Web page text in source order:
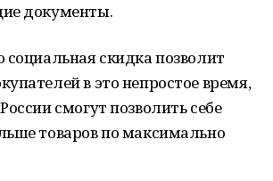
документы.
скидка позволит
в это непростое время,
смогут позволить себе
товаров по максимально